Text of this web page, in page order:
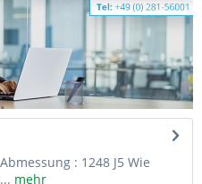
: 1248 J5 Wie
mehr